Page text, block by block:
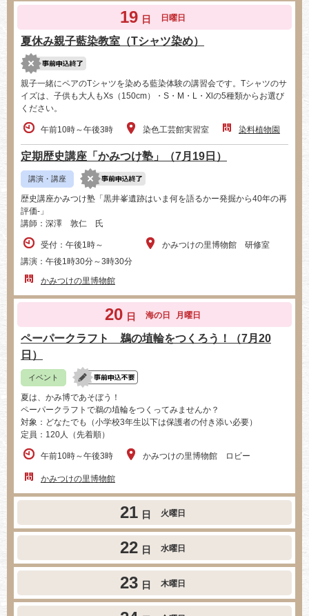
19 日 日曜日
夏休み親子藍染教室（Tシャツ染め）
親子一緒にペアのTシャツを染める藍染体験の講習会です。Tシャツのサ
イズは、子供も大人もXs（150cm）・S・M・L・Xlの5種類からお選び
ください。
午前10時～午後3時 染色工芸館実習室 染料植物園
定期歴史講座「かみつけ塾」（7月19日）
講演・講座
歴史講座かみつけ塾「黒井峯遺跡はいま何を語るかー発掘から40年の再
評価-」
講師：深澤 敦仁 氏
受付：午後1時～
講演：午後1時30分～3時30分
かみつけの里博物館 研修室
かみつけの里博物館
20 日 海の日 月曜日
ペーパークラフト 鵜の埴輪をつくろう！（7月20
日）
イベント
夏は、かみ博であそぼう！
ペーパークラフトで鵜の埴輪をつくってみませんか？
対象：どなたでも（小学校3年生以下は保護者の付き添い必要）
定員：120人（先着順）
午前10時～午後3時 かみつけの里博物館 ロビー
かみつけの里博物館
21 日 火曜日
22 日 水曜日
23 日 木曜日